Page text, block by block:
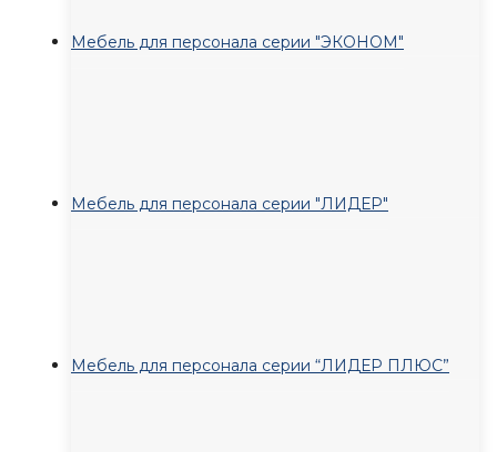
Мебель для персонала серии "ЭКОНОМ"
Мебель для персонала серии "ЛИДЕР"
Мебель для персонала серии “ЛИДЕР ПЛЮС”